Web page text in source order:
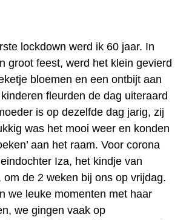
lockdown werd ik 60 jaar. In
groot feest, werd het klein gevierd
bloemen en een ontbijt aan
fleurden de dag uiteraard
is op dezelfde dag jarig, zij
was het mooi weer en konden
aan het raam. Voor corona
Iza, het kindje van
om de 2 weken bij ons op vrijdag.
we leuke momenten met haar
we gingen vaak op